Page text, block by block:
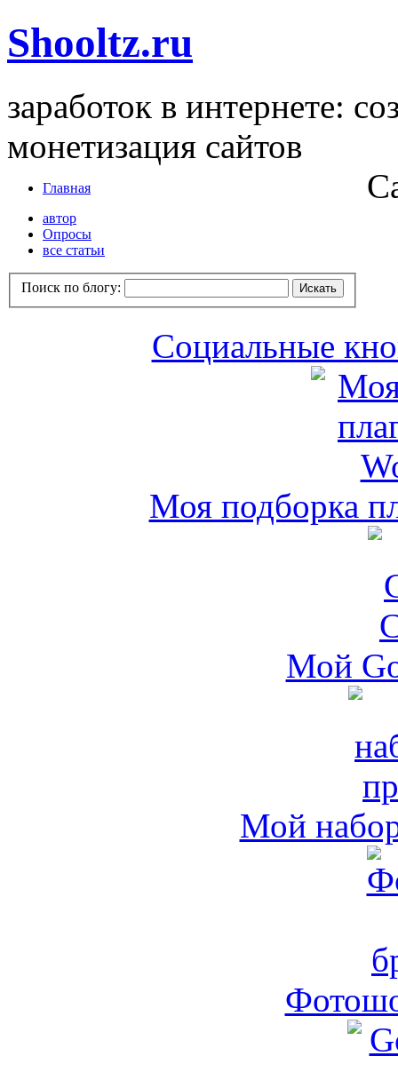
Shooltz.ru
заработок в интернете:
монетизация сайтов
Главная
автор
Опросы
все статьи
Поиск по блогу:
Социальные
Моя подборка
Мой
Мой